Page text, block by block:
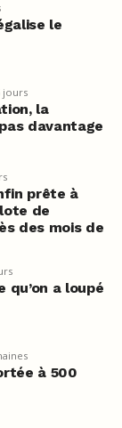
le
jours
la
davantage
prête à
de
des mois de
a loupé
à 500